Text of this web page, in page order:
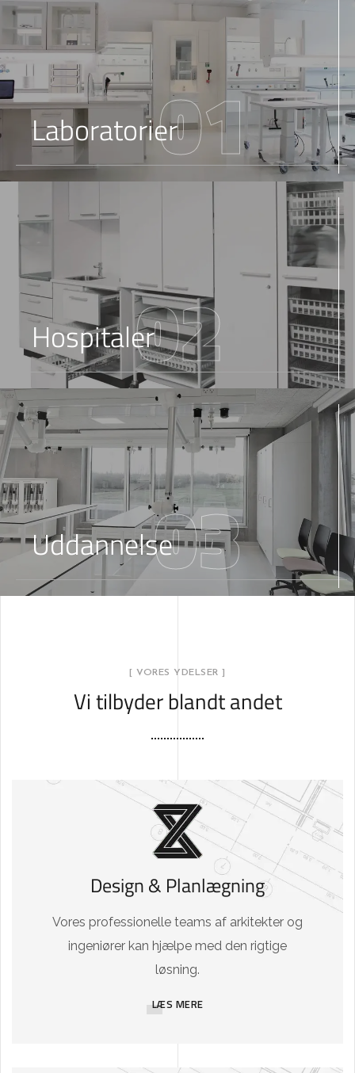
Laboratorier01
Hospitaler02
Uddannelse03
[ VORES YDELSER ]
Vi tilbyder blandt andet
Design & Planlægning
Vores professionelle teams af arkitekter og
ingeniører kan hjælpe med den rigtige
løsning.
LÆS MERE